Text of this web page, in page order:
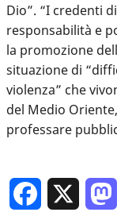
Dio”. “I credenti
responsabilità e
la promozione
situazione di
violenza” che
del Medio
professare
Facebook